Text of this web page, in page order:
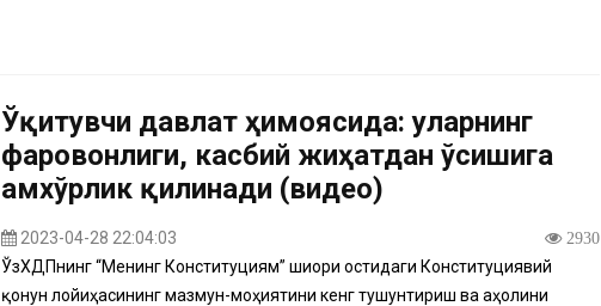
Ўқитувчи давлат ҳимоясида: уларнинг
фаровонлиги, касбий жиҳатдан ўсишига
ғамхўрлик қилинади (видео)
2023-04-28 22:04:03 2930
ЎзХДПнинг “Менинг Конституциям” шиори остидаги Конституциявий
қонун лойиҳасининг мазмун-моҳиятини кенг тушунтириш ва аҳолини